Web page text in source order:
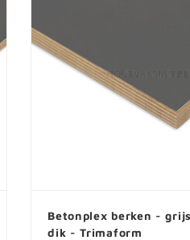
Betonplex berken -
dik - Trimaform